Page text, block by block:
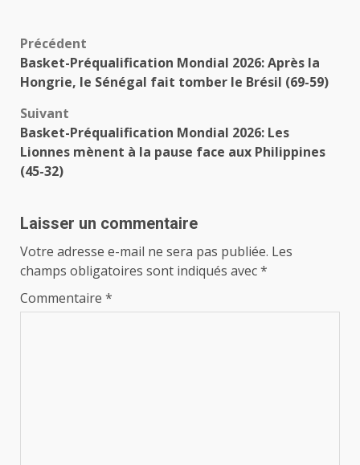
Navigation
d’article
Précédent
Basket-Préqualification Mondial 2026: Après la
Hongrie, le Sénégal fait tomber le Brésil (69-59)
Suivant
Basket-Préqualification Mondial 2026: Les
Lionnes mènent à la pause face aux Philippines
(45-32)
Laisser un commentaire
Votre adresse e-mail ne sera pas publiée. Les
champs obligatoires sont indiqués avec*
Commentaire *